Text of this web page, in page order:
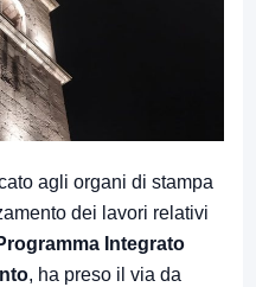
agli organi di stampa
dei lavori relativi
Integrato
, ha preso il via da